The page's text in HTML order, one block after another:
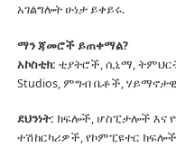
አገልግሎት ሁነታ ይቀይሩ.
ማን ጃመሮች ይጠቀማል?
አኮስቲክ: ቲያትሮች, ሲኒማ,
Studios, ምግብ ቤቶች,
ደህንነት: ክፍሎች, ሆስፒታሎች እና
ተሽከርካሪዎች, የኮምፒዩተር